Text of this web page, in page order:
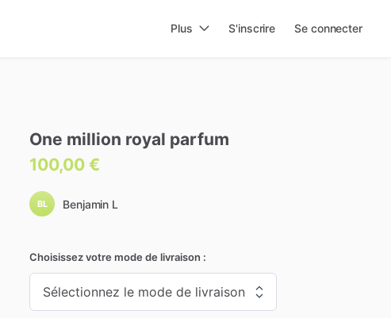
Plus S'inscrire Se connecter
One million royal parfum
100,00 €
BL Benjamin L
Choisissez votre mode de livraison :